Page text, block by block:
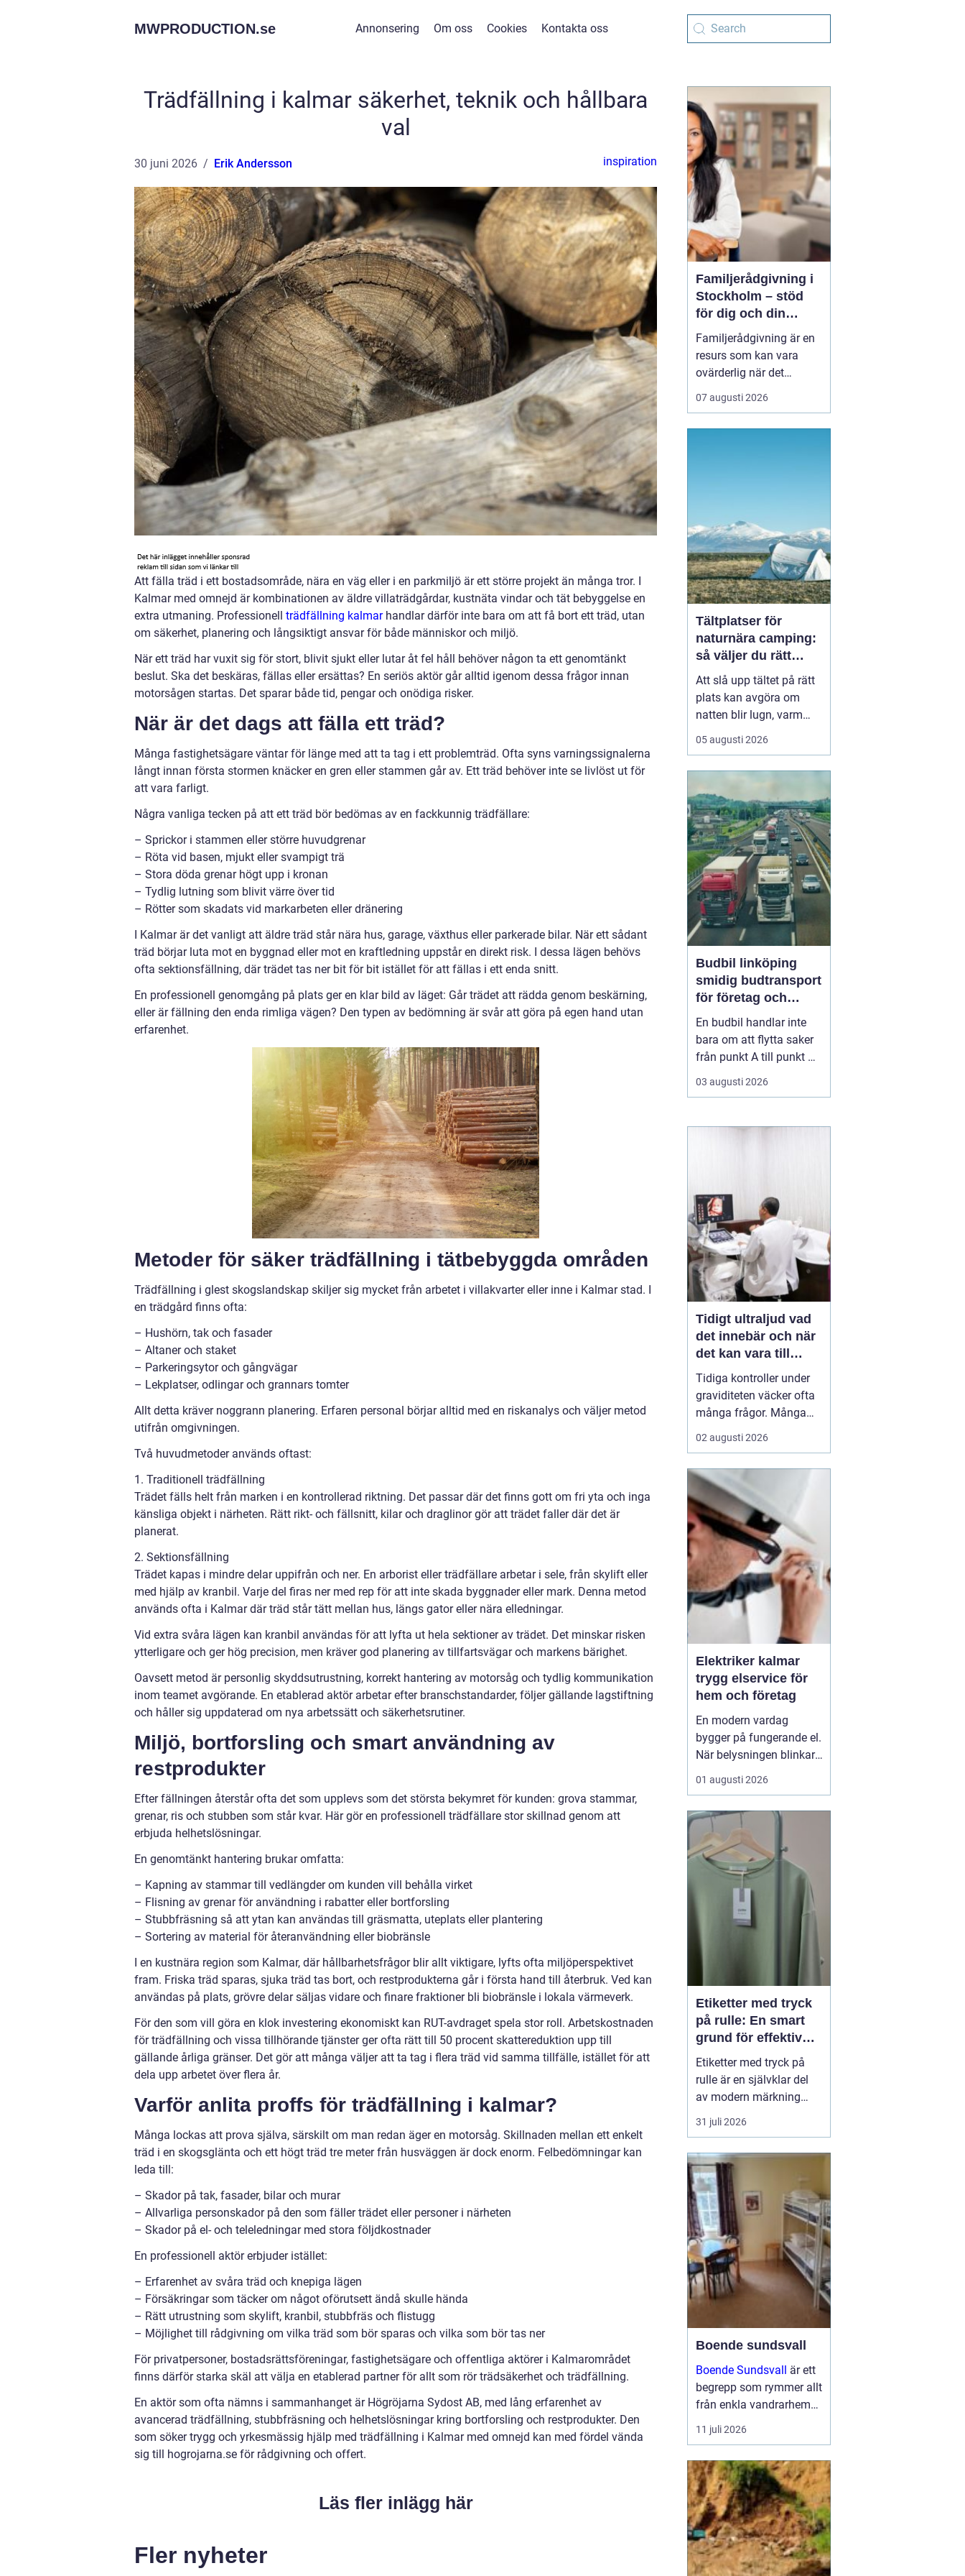
MWPRODUCTION.se Annonsering Om oss Cookies Kontakta oss
Trädfällning i kalmar säkerhet, teknik och hållbara
val
30 juni 2026 Erik Andersson inspiration
Att fälla träd i ett bostadsområde, nära en väg eller i en parkmiljö är ett större projekt än många tror. I
Kalmar med omnejd är kombinationen av äldre villaträdgårdar, kustnäta vindar och tät bebyggelse en
extra utmaning. Professionell trädfällning kalmarhandlar därför inte bara om att få bort ett träd, utan
om säkerhet, planering och långsiktigt ansvar för både människor och miljö.
När ett träd har vuxit sig för stort, blivit sjukt eller lutar åt fel håll behöver någon ta ett genomtänkt
beslut. Ska det beskäras, fällas eller ersättas? En seriös aktör går alltid igenom dessa frågor innan
motorsågen startas. Det sparar både tid, pengar och onödiga risker.
När är det dags att fälla ett träd?
Många fastighetsägare väntar för länge med att ta tag i ett problemträd. Ofta syns varningssignalerna
långt innan första stormen knäcker en gren eller stammen går av. Ett träd behöver inte se livlöst ut för
att vara farligt.
Några vanliga tecken på att ett träd bör bedömas av en fackkunnig trädfällare:
– Sprickor i stammen eller större huvudgrenar
– Röta vid basen, mjukt eller svampigt trä
– Stora döda grenar högt upp i kronan
– Tydlig lutning som blivit värre över tid
– Rötter som skadats vid markarbeten eller dränering
I Kalmar är det vanligt att äldre träd står nära hus, garage, växthus eller parkerade bilar. När ett sådant
träd börjar luta mot en byggnad eller mot en kraftledning uppstår en direkt risk. I dessa lägen behövs
ofta sektionsfällning, där trädet tas ner bit för bit istället för att fällas i ett enda snitt.
En professionell genomgång på plats ger en klar bild av läget: Går trädet att rädda genom beskärning,
eller är fällning den enda rimliga vägen? Den typen av bedömning är svår att göra på egen hand utan
erfarenhet.
Metoder för säker trädfällning i tätbebyggda områden
Trädfällning i glest skogslandskap skiljer sig mycket från arbetet i villakvarter eller inne i Kalmar stad. I
en trädgård finns ofta:
– Hushörn, tak och fasader
– Altaner och staket
– Parkeringsytor och gångvägar
– Lekplatser, odlingar och grannars tomter
Allt detta kräver noggrann planering. Erfaren personal börjar alltid med en riskanalys och väljer metod
utifrån omgivningen.
Två huvudmetoder används oftast:
1. Traditionell trädfällning
Trädet fälls helt från marken i en kontrollerad riktning. Det passar där det finns gott om fri yta och inga
känsliga objekt i närheten. Rätt rikt- och fällsnitt, kilar och draglinor gör att trädet faller där det är
planerat.
2. Sektionsfällning
Trädet kapas i mindre delar uppifrån och ner. En arborist eller trädfällare arbetar i sele, från skylift eller
med hjälp av kranbil. Varje del firas ner med rep för att inte skada byggnader eller mark. Denna metod
används ofta i Kalmar där träd står tätt mellan hus, längs gator eller nära elledningar.
Vid extra svåra lägen kan kranbil användas för att lyfta ut hela sektioner av trädet. Det minskar risken
ytterligare och ger hög precision, men kräver god planering av tillfartsvägar och markens bärighet.
Oavsett metod är personlig skyddsutrustning, korrekt hantering av motorsåg och tydlig kommunikation
inom teamet avgörande. En etablerad aktör arbetar efter branschstandarder, följer gällande lagstiftning
och håller sig uppdaterad om nya arbetssätt och säkerhetsrutiner.
Miljö, bortforsling och smart användning av
restprodukter
Efter fällningen återstår ofta det som upplevs som det största bekymret för kunden: grova stammar,
grenar, ris och stubben som står kvar. Här gör en professionell trädfällare stor skillnad genom att
erbjuda helhetslösningar.
En genomtänkt hantering brukar omfatta:
– Kapning av stammar till vedlängder om kunden vill behålla virket
– Flisning av grenar för användning i rabatter eller bortforsling
– Stubbfräsning så att ytan kan användas till gräsmatta, uteplats eller plantering
– Sortering av material för återanvändning eller biobränsle
I en kustnära region som Kalmar, där hållbarhetsfrågor blir allt viktigare, lyfts ofta miljöperspektivet
fram. Friska träd sparas, sjuka träd tas bort, och restprodukterna går i första hand till återbruk. Ved kan
användas på plats, grövre delar säljas vidare och finare fraktioner bli biobränsle i lokala värmeverk.
För den som vill göra en klok investering ekonomiskt kan RUT-avdraget spela stor roll. Arbetskostnaden
för trädfällning och vissa tillhörande tjänster ger ofta rätt till 50 procent skattereduktion upp till
gällande årliga gränser. Det gör att många väljer att ta tag i flera träd vid samma tillfälle, istället för att
dela upp arbetet över flera år.
Varför anlita proffs för trädfällning i kalmar?
Många lockas att prova själva, särskilt om man redan äger en motorsåg. Skillnaden mellan ett enkelt
träd i en skogsglänta och ett högt träd tre meter från husväggen är dock enorm. Felbedömningar kan
leda till:
– Skador på tak, fasader, bilar och murar
– Allvarliga personskador på den som fäller trädet eller personer i närheten
– Skador på el- och teleledningar med stora följdkostnader
En professionell aktör erbjuder istället:
– Erfarenhet av svåra träd och knepiga lägen
– Försäkringar som täcker om något oförutsett ändå skulle hända
– Rätt utrustning som skylift, kranbil, stubbfräs och flistugg
– Möjlighet till rådgivning om vilka träd som bör sparas och vilka som bör tas ner
För privatpersoner, bostadsrättsföreningar, fastighetsägare och offentliga aktörer i Kalmarområdet
finns därför starka skäl att välja en etablerad partner för allt som rör trädsäkerhet och trädfällning.
En aktör som ofta nämns i sammanhanget är Högröjarna Sydost AB, med lång erfarenhet av
avancerad trädfällning, stubbfräsning och helhetslösningar kring bortforsling och restprodukter. Den
som söker trygg och yrkesmässig hjälp med trädfällning i Kalmar med omnejd kan med fördel vända
sig till hogrojarna.se för rådgivning och offert.
Läs fler inlägg här
Fler nyheter
Familjerådgivning i
Stockholm – stöd
för dig och din
familj
Familjerådgivning är en
resurs som kan vara
ovärderlig när det
uppstår problem eller
utmaningar inom
07 augusti 2026
Tältplatser för
naturnära camping:
så väljer du rätt
plats
Att slå upp tältet på rätt
plats kan avgöra om
natten blir lugn, varm
och trivsam eller kall,
blöt och stökig. När fler
och skärmar
tältplatser enenkel väg
till lugn, n...
05 augusti 2026
Budbil linköping
smidig budtransport
för företag och
privatpersoner
En budbil handlar inte
bara om att flytta saker
från punkt A till punkt B.
För många företag i
Linköping är den en
vardagens logistik. För
till tunga lyft som inte
få...
03 augusti 2026
Tidigt ultraljud vad
det innebär och när
det kan vara till
hjälp
Tidiga kontroller under
graviditeten väcker ofta
många frågor. Många
undrar när ultraljud kan
göras, vad som går att
undersökningen kan
säga något om barnets
hälsa. Tidigt ultraljud
har utvecklats mycket de
senaste åren och
används i dag bå...
02 augusti 2026
Elektriker kalmar
trygg elservice för
hem och företag
En modern vardag
bygger på fungerande el.
När belysningen blinkar,
propparna går eller en ny
laddbox ska på plats
lösningar. En kunnig
elektriker ser till att
anläggningen är säker,
laglig och anpassad
efter verkliga behov. I K...
01 augusti 2026
Etiketter med tryck
på rulle: En smart
grund för effektiv
märkning
Etiketter med tryck på
rulle är en självklar del
av modern märkning
inom industri, handel
och logistik. Oavsett om
handel eller tekniska
produkter krävs
lösningar som är
effektiva, drif...
31 juli 2026
Boende sundsvall
Boende Sundsvall är ett
begrepp som rymmer allt
från enkla vandrarhem
till hotell och
långtidsboenden, och
som passar många olika
behov och plånböcker.
Boende sundsvall för...
11 juli 2026